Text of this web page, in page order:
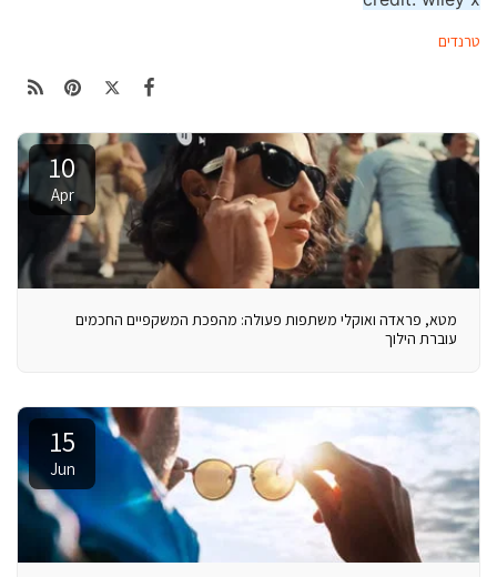
טרנדים
10
Apr
מטא, פראדה ואוקלי משתפות פעולה: מהפכת המשקפיים החכמים
עוברת הילוך
15
Jun